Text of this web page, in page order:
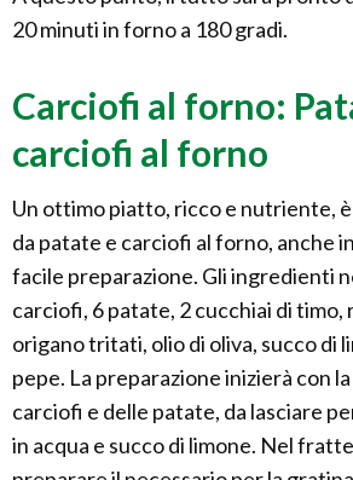
20 minuti in forno a 180 gradi.
Carciofi al forno:
carciofi al forno
Un ottimo piatto, ricco e nutriente,
da patate e carciofi al forno, anche
facile preparazione. Gli ingredienti
carciofi, 6 patate, 2 cucchiai di timo,
origano tritati, olio di oliva, succo di
pepe. La preparazione inizierà con
carciofi e delle patate, da lasciare
in acqua e succo di limone. Nel